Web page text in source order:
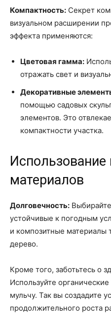
Компактность: Секрет
визуальном расширении
эффекта применяются:
Цветовая гамма:
отражать свет и
Декоративные
помощью садовых
элементов. Это
компактности участка.
Использование
материалов
Долговечность:
устойчивые к погодным
и композитные материалы
дерево.
Кроме того, заботьтесь о
Используйте
мульчу. Так вы создадите
продолжительного роста